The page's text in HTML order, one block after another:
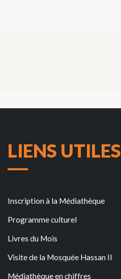
LIENS UTILES
Inscription à la Médiathèque
Programme culturel
Livres du Mois
Visite de la Mosquée Hassan II
Médiathèque en chiffres